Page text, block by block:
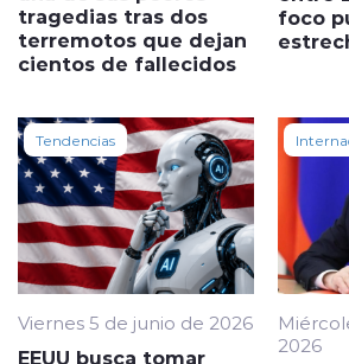
tragedias tras dos
terremotos que dejan
cientos de fallecidos
foco
Tendencias
Viernes 5 de junio de 2026
EEUU busca tomar
2026